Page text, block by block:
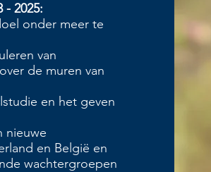
- 2025:
onder meer te
van
de muren van
en het geven
nieuwe
en België en
wachtergroepen